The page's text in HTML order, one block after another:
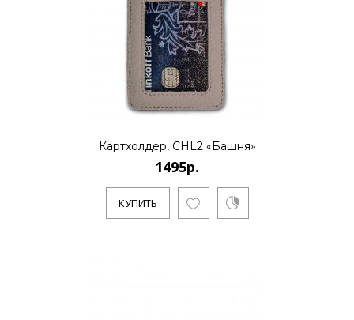
Картхолдер, CHL2 «Башня»
1495р.
КУПИТЬ